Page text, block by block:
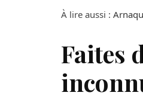
À lire aussi :
Faites